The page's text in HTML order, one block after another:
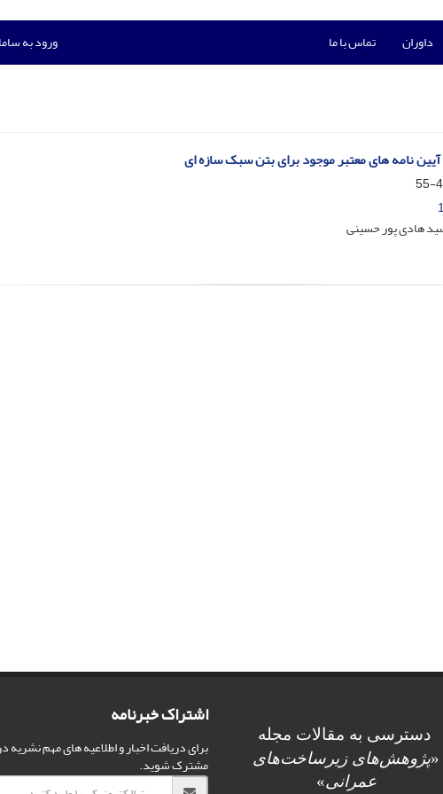
داوران تماس با ما ورود به
نامه های معتبر موجود برای بتن سبک سازه ای
هادی پور حسینی
دسترسی به مقالات مجله
«پژوهش‌های زیرساخت‌های
عمرانی»
اشتراک خبرنامه
برای دریافت اخبار و اطلاعیه های مهم نشریه
مشترک شوید.